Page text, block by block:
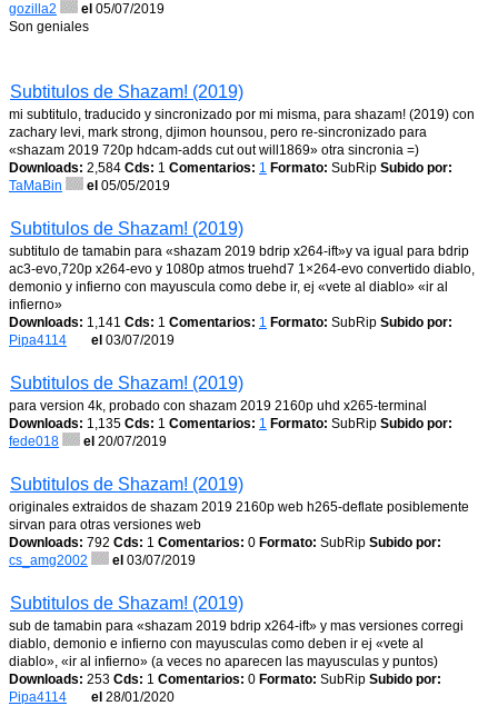
gozilla2
el 05/07/2019
Son geniales
Subtitulos de Shazam! (2019)
mi subtitulo, traducido y sincronizado por mi misma, para shazam! (2019) con
zachary levi, mark strong, djimon hounsou, pero re-sincronizado para
«shazam 2019 720p hdcam-adds cut out will1869» otra sincronia =)
Downloads: 2,584 Cds: 1 Comentarios: 1 Formato: SubRip Subido por:
TaMaBin
el 05/05/2019
Subtitulos de Shazam! (2019)
subtitulo de tamabin para «shazam 2019 bdrip x264-ift»y va igual para bdrip
ac3-evo,720p x264-evo y 1080p atmos truehd7 1×264-evo convertido diablo,
demonio y infierno con mayuscula como debe ir, ej «vete al diablo» «ir al
infierno»
Downloads: 1,141 Cds: 1 Comentarios: 1 Formato: SubRip Subido por:
Pipa4114
el 03/07/2019
Subtitulos de Shazam! (2019)
para version 4k, probado con shazam 2019 2160p uhd x265-terminal
Downloads: 1,135 Cds: 1 Comentarios: 1 Formato: SubRip Subido por:
fede018
el 20/07/2019
Subtitulos de Shazam! (2019)
originales extraidos de shazam 2019 2160p web h265-deflate posiblemente
sirvan para otras versiones web
Downloads: 792 Cds: 1 Comentarios: 0 Formato: SubRip Subido por:
cs_amg2002
el 03/07/2019
Subtitulos de Shazam! (2019)
sub de tamabin para «shazam 2019 bdrip x264-ift» y mas versiones corregi
diablo, demonio e infierno con mayusculas como deben ir ej «vete al
diablo», «ir al infierno» (a veces no aparecen las mayusculas y puntos)
Downloads: 253 Cds: 1 Comentarios: 0 Formato: SubRip Subido por:
Pipa4114
el 28/01/2020